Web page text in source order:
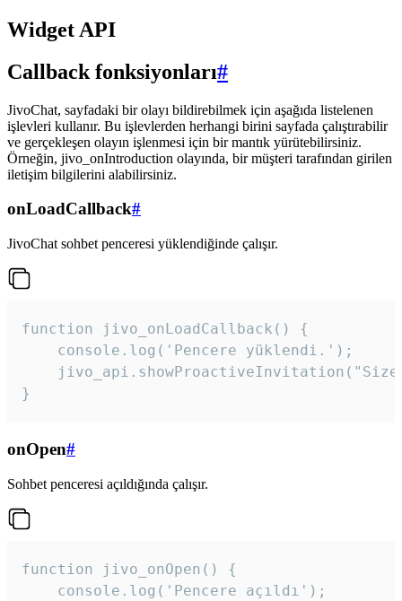
Widget API
Callback fonksiyonları#
JivoChat, sayfadaki bir olayı bildirebilmek için aşağıda listelenen
işlevleri kullanır. Bu işlevlerden herhangi birini sayfada çalıştırabilir
ve gerçekleşen olayın işlenmesi için bir mantık yürütebilirsiniz.
Örneğin, jivo_onIntroduction olayında, bir müşteri tarafından girilen
iletişim bilgilerini alabilirsiniz.
onLoadCallback#
JivoChat sohbet penceresi yüklendiğinde çalışır.
function jivo_onLoadCallback() {
    console.log('Pencere yüklendi.');
}
onOpen#
Sohbet penceresi açıldığında çalışır.
function jivo_onOpen() {
    console.log('Pencere açıldı');